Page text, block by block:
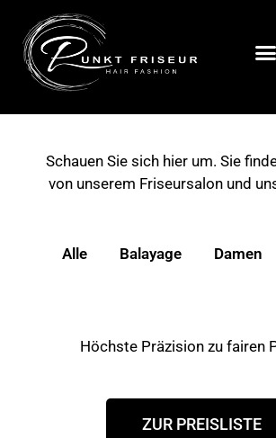
Schauen Sie sich hier um. Sie
von unserem Friseursalon und
Alle Balayage Damen
Höchste Präzision zu fairen
ZUR PREISLISTE